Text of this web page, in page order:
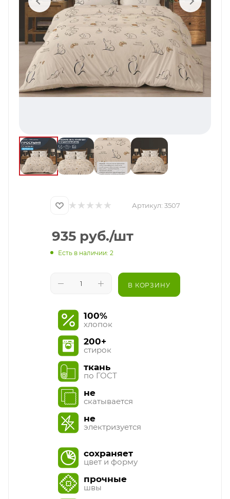
Артикул: 3507
935руб./шт
Есть в наличии: 2
В КОРЗИНУ
100%
хлопок
200+
стирок
ткань
по ГОСТ
не
скатывается
не
электризуется
сохраняет
цвет и форму
прочные
швы